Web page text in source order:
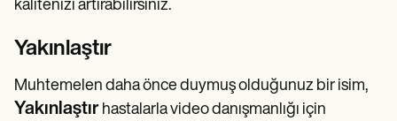
kalitenizi artırabilirsiniz.
Yakınlaştır
Muhtemelen daha önce duymuş olduğunuz bir isim,
Yakınlaştır hastalarla video danışmanlığı için